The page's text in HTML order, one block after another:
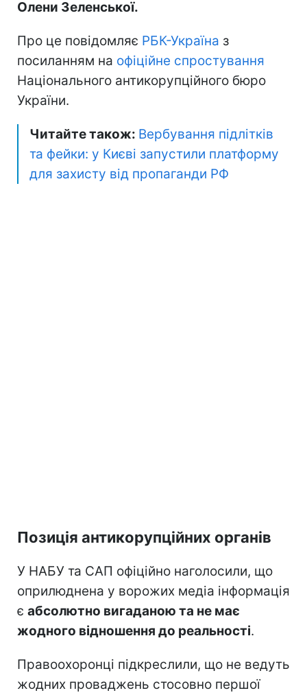
Олени Зеленської.
Про це повідомляє РБК-Україна з
посиланням на офіційне спростування
Національного антикорупційного бюро
України.
Читайте також: Вербування підлітків
та фейки: у Києві запустили платформу
для захисту від пропаганди РФ
Позиція антикорупційних органів
У НАБУ та САП офіційно наголосили, що
оприлюднена у ворожих медіа інформація
є абсолютно вигаданою та не має
жодного відношення до реальності.
Правоохоронці підкреслили, що не ведуть
жодних проваджень стосовно першої